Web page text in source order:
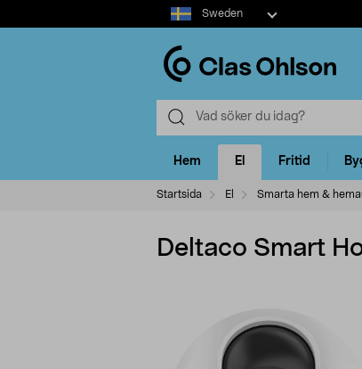
Select
market
Sweden
Hem El Fritid
Startsida El Smarta hem &
Deltaco Smart